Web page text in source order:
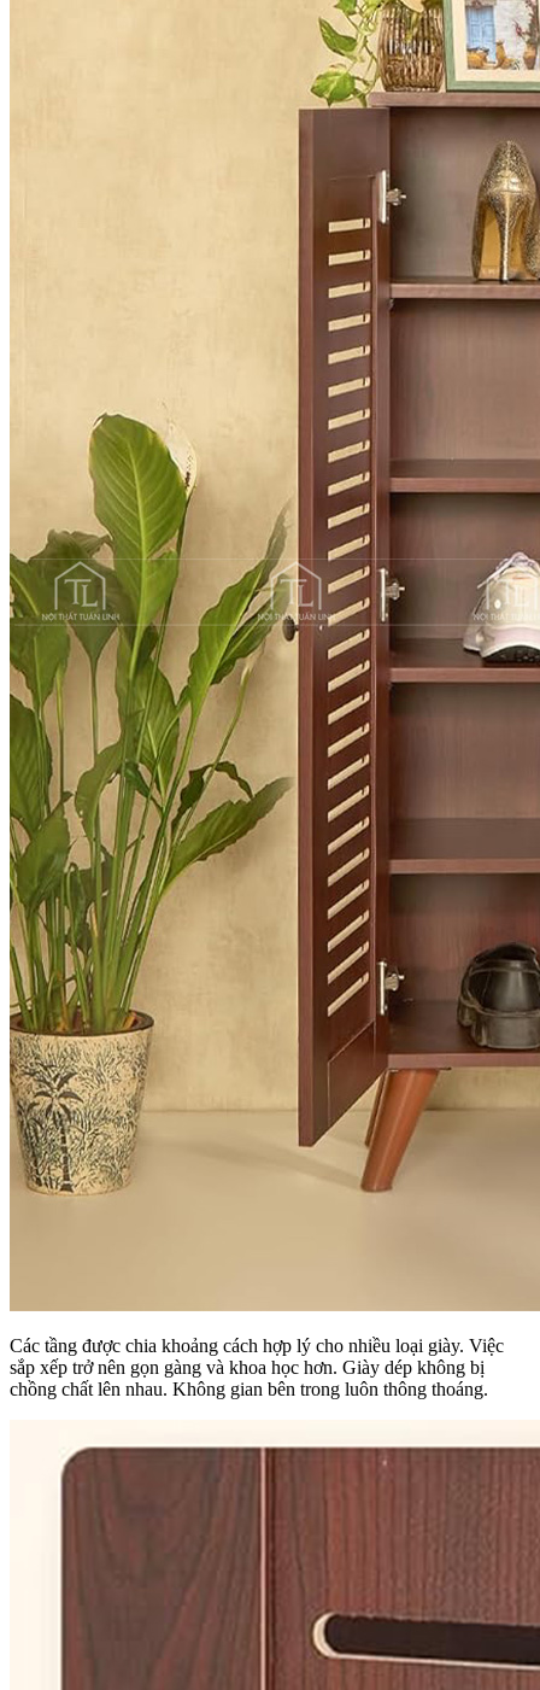
Các tầng được chia khoảng cách hợp lý cho nhiều loại giày. Việc
sắp xếp trở nên gọn gàng và khoa học hơn. Giày dép không bị
chồng chất lên nhau. Không gian bên trong luôn thông thoáng.